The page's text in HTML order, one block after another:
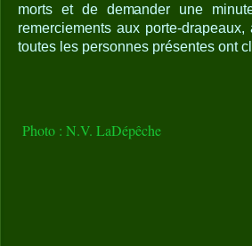
morts et de demander une
remerciements aux porte-
toutes les personnes présentes ont
Photo : N.V. LaDépêche